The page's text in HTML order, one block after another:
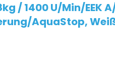
/ 1400 U/Min/
AquaStop,